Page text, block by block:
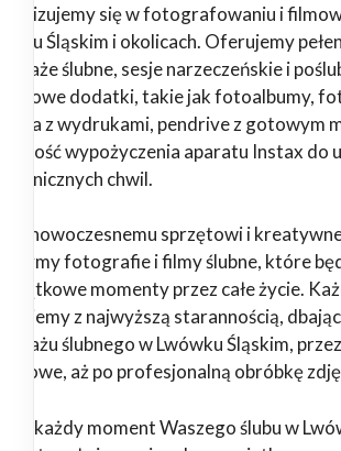
się w fotografowaniu i
Śląskim i okolicach. Oferujemy
ślubne, sesje narzeczeńskie i
dodatki, takie jak fotoalbumy,
z wydrukami, pendrive z gotowym
wypożyczenia aparatu Instax do
chwil.
nowoczesnemu sprzętowi i
fotografie i filmy ślubne, które
momenty przez całe życie.
z najwyższą starannością, dbając
ślubnego w Lwówku Śląskim, przez
aż po profesjonalną obróbkę
każdy moment Waszego ślubu w